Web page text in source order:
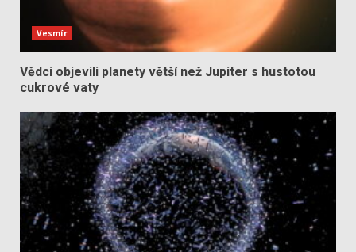
Vesmír
Vědci objevili planety větší než Jupiter s hustotou
cukrové vaty